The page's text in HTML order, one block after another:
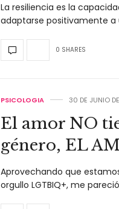
La resiliencia es la
adaptarse positivamente
0 SHARES
PSICOLOGIA 30 DE JUNIO
El amor NO
género, EL
Aprovechando que
orgullo LGTBIQ+, me